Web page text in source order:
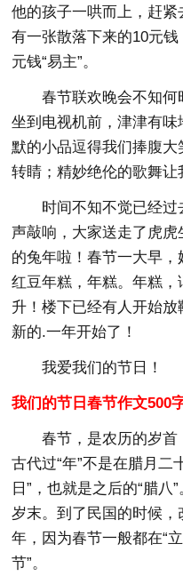
他的孩子一哄而上，赶
有一张散落下来的10元
元钱“易主”。
春节联欢晚会不知
坐到电视机前，津津有
默的小品逗得我们捧腹
转睛；精妙绝伦的歌舞
时间不知不觉已经
声敲响，大家送走了虎
的兔年啦！春节一大早
红豆年糕，年糕。年糕
升！楼下已经有人开始放
新的.一年开始了！
我爱我们的节日！
我们的节日春节作文500
春节，是农历的岁首
古代过“年”不是在腊月二
日”，也就是之后的“腊八
岁末。到了民国的时候，
年，因为春节一般都在“
节”。